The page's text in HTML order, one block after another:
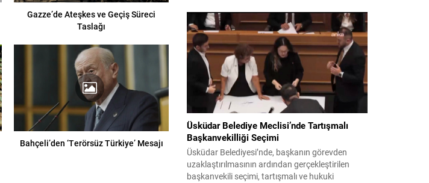
Gazze’de Ateşkes ve Geçiş Süreci
Taslağı
Bahçeli’den ‘Terörsüz Türkiye’ Mesajı
Toplantı sonrası yayımlanan sekiz maddelik
bildiri, ülke güvenliği ve bölgesel gelişmelere dair
değerlendirmeleri içermektedir. Yaklaşık 2 saat
15 dakika süren oturumun sonuç metninde;
terörle mücadele, bölgesel istikrar,...
Üsküdar Belediye Meclisi’nde Tartışmalı
Başkanvekilliği Seçimi
Üsküdar Belediyesi’nde, başkanın görevden
uzaklaştırılmasının ardından gerçekleştirilen
başkanvekili seçimi, tartışmalı ve hukuki